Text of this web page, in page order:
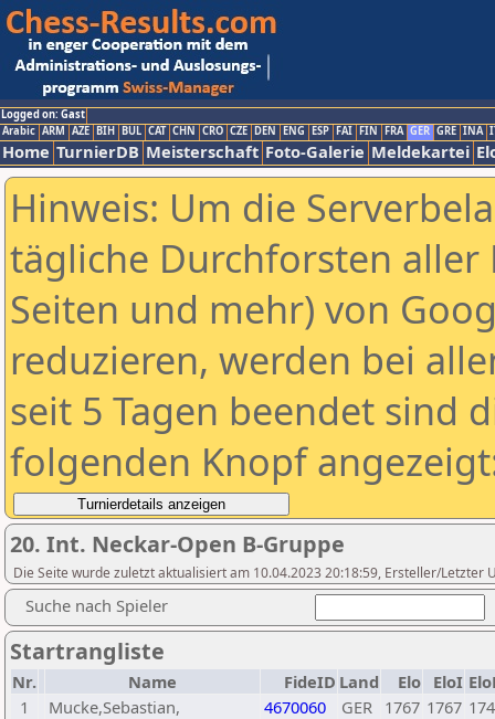
Logged on: Gast
Arabic ARM AZE BIH BUL CAT CHN CRO CZE DEN ENG ESP FAI FIN FRA GER GRE INA
Home TurnierDB Meisterschaft Foto-Galerie Meldekartei
Hinweis: Um die
tägliche Durchforsten aller
Seiten und mehr) von
reduzieren, werden bei
seit 5 Tagen beendet sind
folgenden Knopf
20. Int. Neckar-Open B-Gruppe
Die Seite wurde zuletzt aktualisiert am 10.04.2023 20:18:59, Ersteller/Letzter
Suche nach Spieler
Startrangliste
Nr. Name FideID Land Elo EloI
1
Mucke,Sebastian, 4670060 GER 1767 1767